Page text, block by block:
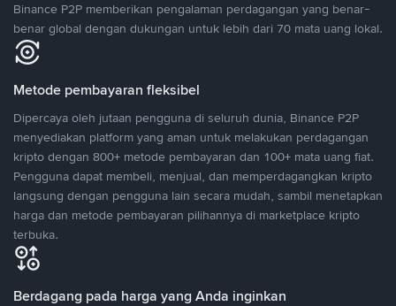
Binance P2P memberikan pengalaman perdagangan yang benar-
benar global dengan dukungan untuk lebih dari 70 mata uang lokal.
Metode pembayaran fleksibel
Dipercaya oleh jutaan pengguna di seluruh dunia, Binance P2P
menyediakan platform yang aman untuk melakukan perdagangan
kripto dengan 800+ metode pembayaran dan 100+ mata uang fiat.
Pengguna dapat membeli, menjual, dan memperdagangkan kripto
langsung dengan pengguna lain secara mudah, sambil menetapkan
harga dan metode pembayaran pilihannya di marketplace kripto
terbuka.
Berdagang pada harga yang Anda inginkan